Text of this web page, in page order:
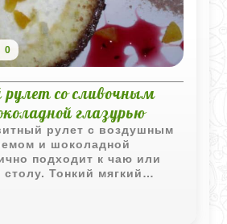
0
со сливочным
глазурью
рулет с воздушным
и шоколадной
подходит к чаю или
Тонкий мягкий
сворачивается, а
и шоколада делает
уютным и домашним.